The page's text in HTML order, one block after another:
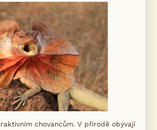
chovancům. V přírodě obývají